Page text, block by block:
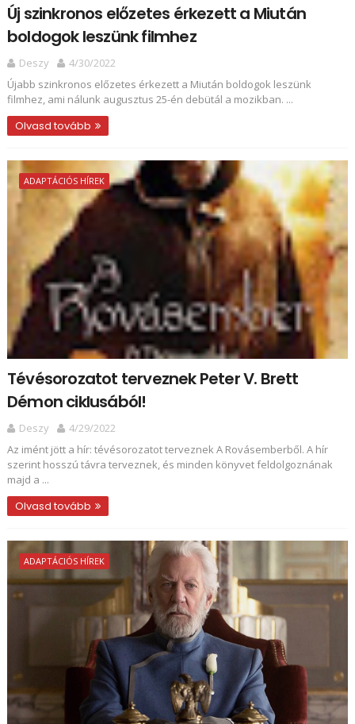
Új szinkronos előzetes érkezett a Miután
boldogok leszünk filmhez
Deszy
4/30/2022
Újabb szinkronos előzetes érkezett a Miután boldogok leszünk
filmhez, ami nálunk augusztus 25-én debütál a mozikban. ...
Olvasd tovább
ADAPTÁCIÓS HÍREK
Tévésorozatot terveznek Peter V. Brett
Démon ciklusából!
Deszy
4/29/2022
Az imént jött a hír: tévésorozatot terveznek A Rovásemberből. A hír
szerint hosszú távra terveznek, és minden könyvet feldolgoznának
majd a ...
Olvasd tovább
ADAPTÁCIÓS HÍREK